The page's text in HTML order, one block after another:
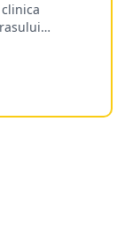
de
spital